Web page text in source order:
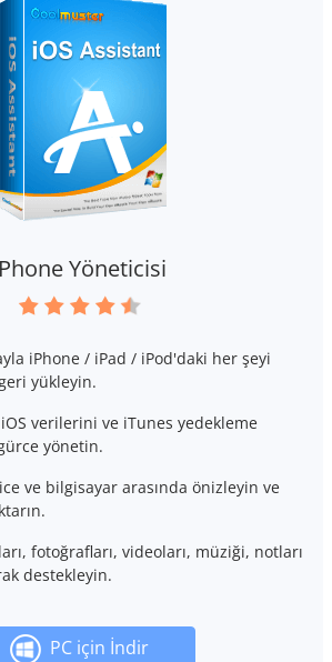
Yöneticisi
iPhone / iPad / iPod'daki her şeyi
yükleyin.
verilerini ve iTunes yedekleme
yönetin.
ve bilgisayar arasında önizleyin ve
fotoğrafları, videoları, müziği, notları
destekleyin.
PC için İndir